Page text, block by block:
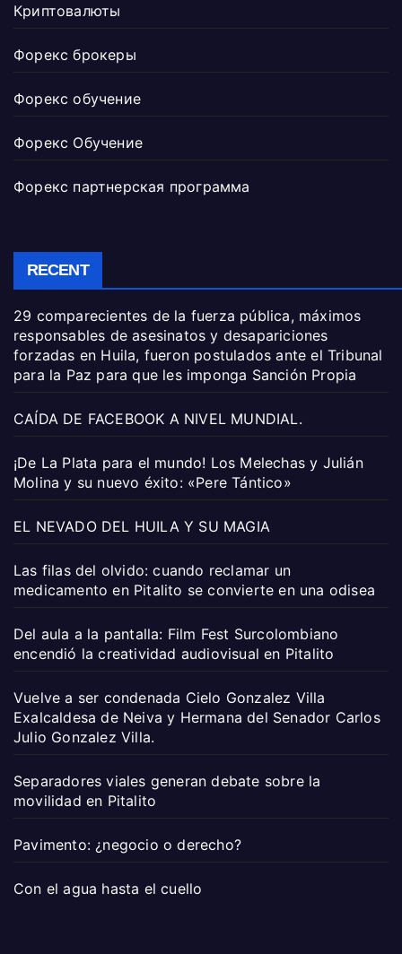
Криптовалюты
Форекс брокеры
Форекс обучение
Форекс Обучение
Форекс партнерская программа
RECENT
29 comparecientes de la fuerza pública, máximos
responsables de asesinatos y desapariciones
forzadas en Huila, fueron postulados ante el Tribunal
para la Paz para que les imponga Sanción Propia
CAÍDA DE FACEBOOK A NIVEL MUNDIAL.
¡De La Plata para el mundo! Los Melechas y Julián
Molina y su nuevo éxito: «Pere Tántico»
EL NEVADO DEL HUILA Y SU MAGIA
Las filas del olvido: cuando reclamar un
medicamento en Pitalito se convierte en una odisea
Del aula a la pantalla: Film Fest Surcolombiano
encendió la creatividad audiovisual en Pitalito
Vuelve a ser condenada Cielo Gonzalez Villa
Exalcaldesa de Neiva y Hermana del Senador Carlos
Julio Gonzalez Villa.
Separadores viales generan debate sobre la
movilidad en Pitalito
Pavimento: ¿negocio o derecho?
Con el agua hasta el cuello